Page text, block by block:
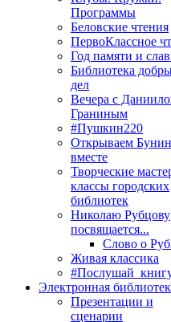
Программы
Беловские чтения
ПервоКлассное
Год памяти и
Библиотека
дел
Вечера с
Граниным
#Пушкин220
Открываем
вместе
Творческие
классы городских
библиотек
Николаю Рубцову
посвящается...
Слово о
Живая классика
Электронная
Презентации и
сценарии